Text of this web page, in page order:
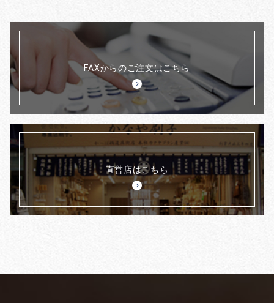
FAXからのご注文はこちら
直営店はこちら